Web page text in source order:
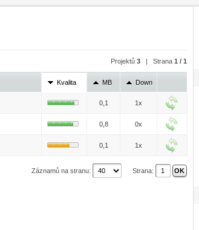
Projektů 3 | Strana 1 / 1
Kvalita MB Down
0,1 1x
0,8 0x
0,1 1x
Záznamů na stranu: Strana: